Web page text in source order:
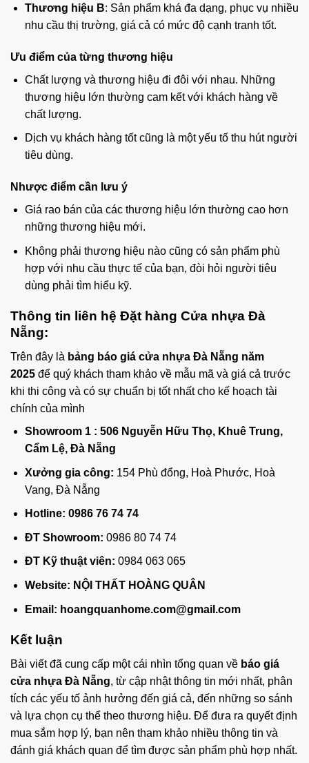
Thương hiệu B: Sản phẩm khá đa dạng, phục vụ nhiều
nhu cầu thị trường, giá cả có mức độ cạnh tranh tốt.
Ưu điểm của từng thương hiệu
Chất lượng và thương hiệu đi đôi với nhau. Những
thương hiệu lớn thường cam kết với khách hàng về
chất lượng.
Dịch vụ khách hàng tốt cũng là một yếu tố thu hút người
tiêu dùng.
Nhược điểm cần lưu ý
Giá rao bán của các thương hiệu lớn thường cao hơn
những thương hiệu mới.
Không phải thương hiệu nào cũng có sản phẩm phù
hợp với nhu cầu thực tế của bạn, đòi hỏi người tiêu
dùng phải tìm hiểu kỹ.
Thông tin liên hệ Đặt hàng Cửa nhựa Đà
Nẵng:
Trên đây là bảng báo giá cửa nhựa Đà Nẵng năm
2025 để quý khách tham khảo về mẫu mã và giá cả trước
khi thi công và có sự chuẩn bị tốt nhất cho kế hoạch tài
chính của mình
Showroom 1 : 506 Nguyễn Hữu Thọ, Khuê Trung,
Cẩm Lệ, Đà Nẵng
Xưởng gia công: 154 Phù đổng, Hoà Phước, Hoà
Vang, Đà Nẵng
Hotline: 0986 76 74 74
ĐT Showroom: 0986 80 74 74
ĐT Kỹ thuật viên: 0984 063 065
Website: NỘI THẤT HOÀNG QUÂN
Email: hoangquanhome.com@gmail.com
Kết luận
Bài viết đã cung cấp một cái nhìn tổng quan về báo giá
cửa nhựa Đà Nẵng, từ cập nhật thông tin mới nhất, phân
tích các yếu tố ảnh hưởng đến giá cả, đến những so sánh
và lựa chọn cụ thể theo thương hiệu. Để đưa ra quyết định
mua sắm hợp lý, bạn nên tham khảo nhiều thông tin và
đánh giá khách quan để tìm được sản phẩm phù hợp nhất.